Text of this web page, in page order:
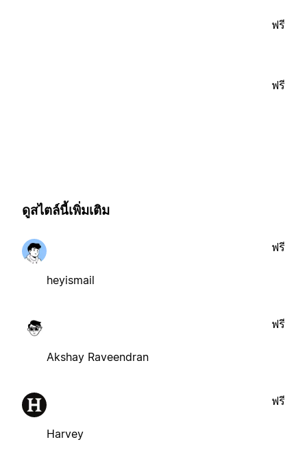
ฟรี
ฟรี
ดูสไตล์นี้เพิ่มเติม
heyismail
ฟรี
Akshay Raveendran
ฟรี
Harvey
ฟรี